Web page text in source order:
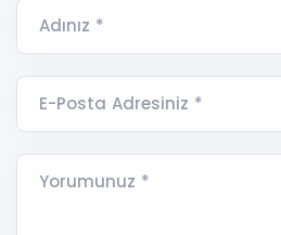
Adınız *
E-Posta Adresiniz *
Yorumunuz *